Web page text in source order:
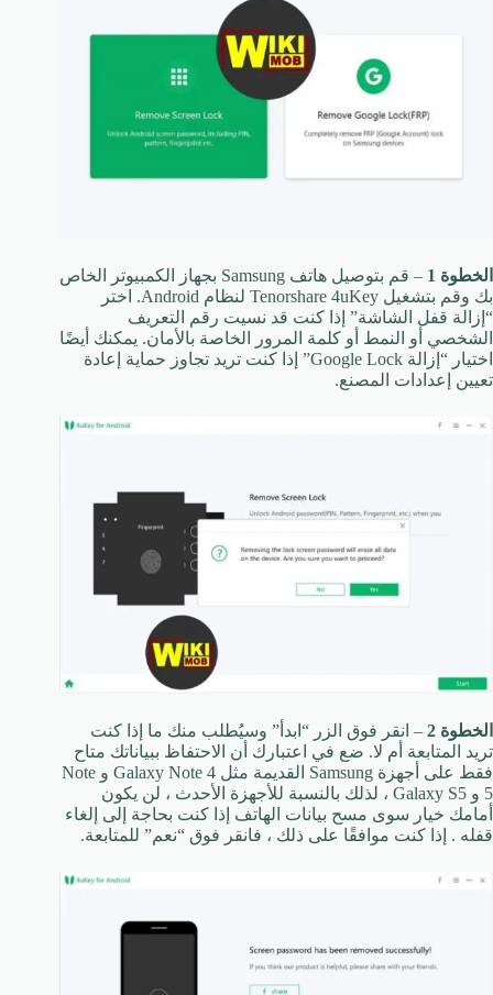
الخطوة 1
– قم بتوصيل هاتف Samsung بجهاز الكمبيوتر الخاص
بك وقم بتشغيل Tenorshare 4uKey لنظام Android. اختر
“إزالة قفل الشاشة” إذا كنت قد نسيت رقم التعريف
الشخصي أو النمط أو كلمة المرور الخاصة بالأمان. يمكنك أيضًا
اختيار “إزالة Google Lock” إذا كنت تريد تجاوز حماية إعادة
تعيين إعدادات المصنع.
الخطوة 2
– انقر فوق الزر “ابدأ” وسيُطلب منك ما إذا كنت
تريد المتابعة أم لا. ضع في اعتبارك أن الاحتفاظ ببياناتك متاح
فقط على أجهزة Samsung القديمة مثل Galaxy Note 4 و Note
5 و Galaxy S5 ، لذلك بالنسبة للأجهزة الأحدث ، لن يكون
أمامك خيار سوى مسح بيانات الهاتف إذا كنت بحاجة إلى إلغاء
قفله . إذا كنت موافقًا على ذلك ، فانقر فوق “نعم” للمتابعة.